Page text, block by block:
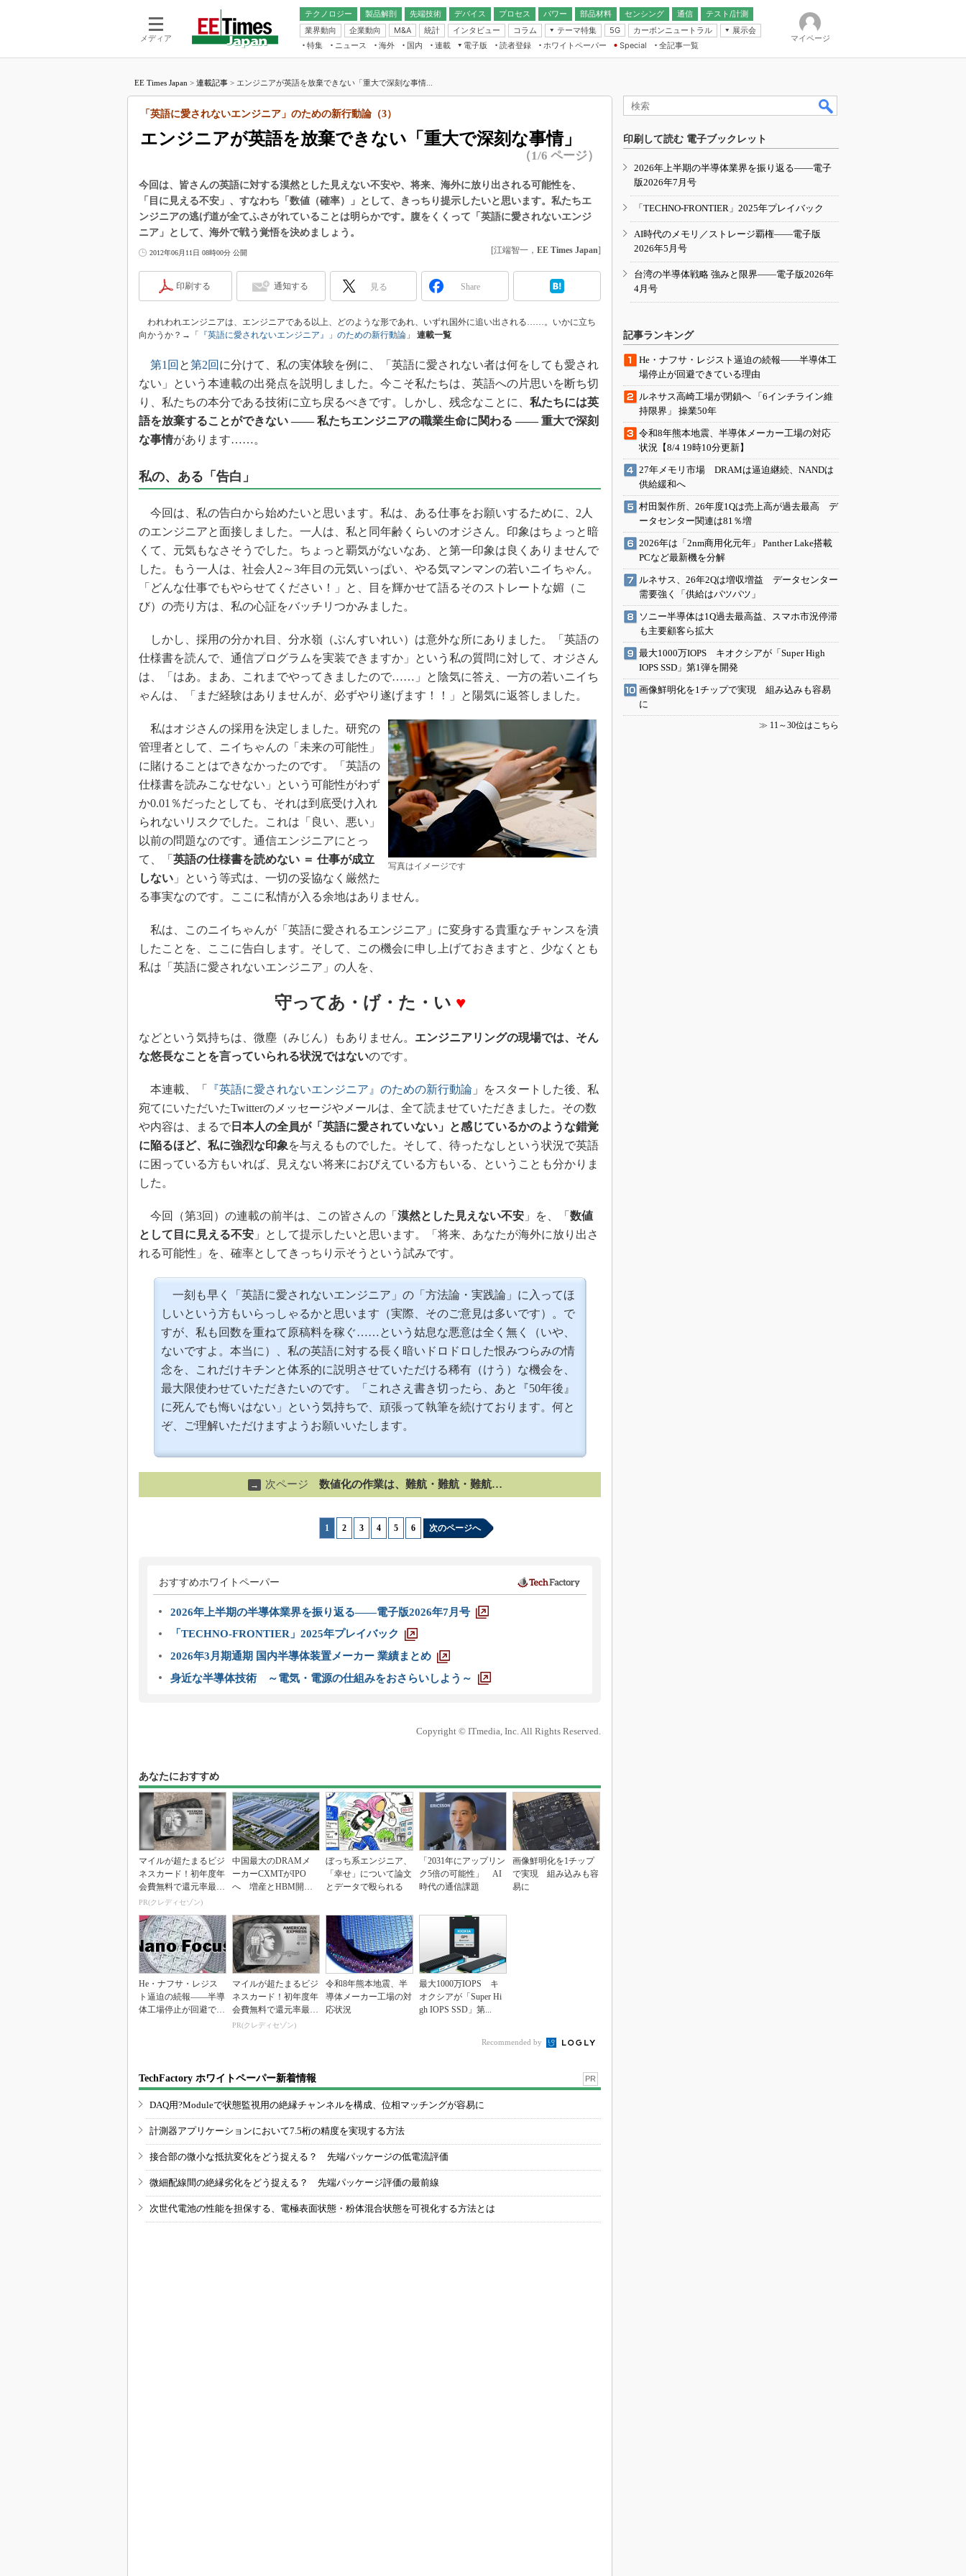
メディア
テクノロジー 製品解剖
先端技術
電池／エネルギー
デバイス
アナログ
マイコン
FPGA
プロセス パワー 部品材料 センシング
通信
無線
テスト/計測
業界動向
企業動向 M&A 統計 インタビュー コラム
テーマ特集
フィジカルAI
読者調査（EE Times Research）
IoT
電源設計（EDN Japan）
5G カーボンニュートラル
展示会
IoT・エッジコンピューティング
EXPO
TECHNO-FRONTIER
人とくるま展
特集 ニュース 海外 国内
連載
福田昭のデバイス通信
湯之上隆のナノフォーカス
大山聡の業界スコープ
大原雄介のエレ・組み込みプレイバ
リタイア直前エンジニアの社会人大
学漂流記
世界を「数字」で回してみよう
踊るバズワード ～Behind the
この10年で起こったこと、次の10年
で起こること
光伝送技術を知る
改革、執念の180日
イノベーションは日本を救うのか
JASA発IoT通信
IHSアナリスト「未来展望」
電子版
電子ブックレット
読者登録 ホワイトペーパー
Special
全記事一覧
マイページ
EE Times Japan > 連載記事 > エンジニアが英語を放棄できない「重大で深刻な事情...
エンジニアが英語を放棄できない「重大で深刻な事情」
「英語に愛されないエンジニア」のための新行動論（3）
（1/6 ページ）
今回は、皆さんの英語に対する漠然とした見えない不安や、将来、海外に放り出される可能性を、
「目に見える不安」、すなわち「数値（確率）」として、きっちり提示したいと思います。私たちエ
ンジニアの逃げ道が全てふさがれていることは明らかです。腹をくくって「英語に愛されないエンジ
ニア」として、海外で戦う覚悟を決めましょう。
2012年06月11日 08時00分 公開 [江端智一， EE Times Japan]
印刷する 通知する 見る Share
われわれエンジニアは、エンジニアである以上、どのような形であれ、いずれ国外に追い出される……。いかに立ち
向かうか？→「
『英語に愛されないエンジニア』」のための新行動論 」 連載一覧
第1回 と第2回 に分けて、私の実体験を例に、「英語に愛されない者は何をしても愛され
ない」という本連載の出発点を説明しました。今こそ私たちは、英語への片思いを断ち切
り、私たちの本分である技術に立ち戻るべきです。しかし、残念なことに、 私たちには英
語を放棄することができない ―― 私たちエンジニアの職業生命に関わる ―― 重大で深刻
な事情があります……。
私の、ある「告白」
今回は、私の告白から始めたいと思います。私は、ある仕事をお願いするために、2人
のエンジニアと面接しました。一人は、私と同年齢くらいのオジさん。印象はちょっと暗
くて、元気もなさそうでした。ちょっと覇気がないなあ、と第一印象は良くありませんで
した。もう一人は、社会人2～3年目の元気いっぱい、やる気マンマンの若いニイちゃん。
「どんな仕事でもやらせてください！」と、目を輝かせて語るそのストレートな媚（こ
び）の売り方は、私の心証をバッチリつかみました。
しかし、採用の分かれ目、分水嶺（ぶんすいれい）は意外な所にありました。「英語の
仕様書を読んで、通信プログラムを実装できますか」という私の質問に対して、オジさん
は、「はあ。まあ、これまでやってきましたので……」と陰気に答え、一方の若いニイち
ゃんは、「まだ経験はありませんが、必ずやり遂げます！！」と陽気に返答しました。
写真はイメージです
私はオジさんの採用を決定しました。研究の
管理者として、ニイちゃんの「未来の可能性」
に賭けることはできなかったのです。「英語の
仕様書を読みこなせない」という可能性がわず
か0.01％だったとしても、それは到底受け入れ
られないリスクでした。これは「良い、悪い」
以前の問題なのです。通信エンジニアにとっ
て、「 英語の仕様書を読めない ＝ 仕事が成立
しない 」という等式は、一切の妥協なく厳然た
る事実なのです。ここに私情が入る余地はありません。
私は、このニイちゃんが「英語に愛されるエンジニア」に変身する貴重なチャンスを潰
したことを、ここに告白します。そして、この機会に申し上げておきますと、少なくとも
私は「英語に愛されないエンジニア」の人を、
守ってあ・げ・た・い ♥
などという気持ちは、微塵（みじん）もありません。 エンジニアリングの現場では、そん
な悠長なことを言っていられる状況ではないのです。
本連載、「 『英語に愛されないエンジニア』のための新行動論 」をスタートした後、私
宛てにいただいたTwitterのメッセージやメールは、全て読ませていただきました。その数
や内容は、まるで 日本人の全員が「英語に愛されていない」と感じているかのような錯覚
に陥るほど、私に強烈な印象を与えるものでした。そして、待ったなしという状況で英語
に困っている方もいれば、見えない将来におびえている方もいる、ということも分かりま
した。
今回（第3回）の連載の前半は、この皆さんの「 漠然とした見えない不安 」を、「 数値
として目に見える不安 」として提示したいと思います。「将来、あなたが海外に放り出さ
れる可能性」を、確率としてきっちり示そうという試みです。
一刻も早く「英語に愛されないエンジニア」の「方法論・実践論」に入ってほ
しいという方もいらっしゃるかと思います（実際、そのご意見は多いです）。で
すが、私も回数を重ねて原稿料を稼ぐ……という姑息な悪意は全く無く（いや、
ないですよ。本当に）、私の英語に対する長く暗いドロドロした恨みつらみの情
念を、これだけキチンと体系的に説明させていただける稀有（けう）な機会を、
最大限使わせていただきたいのです。「これさえ書き切ったら、あと『50年後』
に死んでも悔いはない」という気持ちで、頑張って執筆を続けております。何と
ぞ、ご理解いただけますようお願いいたします。
→ 次ページ 数値化の作業は、難航・難航・難航…
1 2 3 4 5 6 次のページへ
おすすめホワイトペーパー
2026年上半期の半導体業界を振り返る――電子版2026年7月号
「TECHNO-FRONTIER」2025年プレイバック
2026年3月期通期 国内半導体装置メーカー 業績まとめ
身近な半導体技術 ～電気・電源の仕組みをおさらいしよう～
Copyright © ITmedia, Inc. All Rights Reserved.
あなたにおすすめ
マイルが超たまるビジ
ネスカード！初年度年
会費無料で還元率最大
1.125%
PR(クレディセゾン)
中国最大のDRAMメ
ーカーCXMTがIPO
へ 増産とHBM開発
ぼっち系エンジニア、
「幸せ」について論文
とデータで殴られる
「2031年にアップリン
ク5倍の可能性」 AI
時代の通信課題
画像鮮明化を1チップ
で実現 組み込みも容
易に
He・ナフサ・レジス
ト逼迫の続報――半導
体工場停止が回避でき
マイルが超たまるビジ
ネスカード！初年度年
会費無料で還元率最大
1.125%
PR(クレディセゾン)
令和8年熊本地震、半
導体メーカー工場の対
応状況
最大1000万IOPS キ
オクシアが「Super Hi
gh IOPS SSD」第...
Recommended by
TechFactory ホワイトペーパー新着情報 PR
DAQ用?Moduleで状態監視用の絶縁チャンネルを構成、位相マッチングが容易に
計測器アプリケーションにおいて7.5桁の精度を実現する方法
接合部の微小な抵抗変化をどう捉える？ 先端パッケージの低電流評価
微細配線間の絶縁劣化をどう捉える？ 先端パッケージ評価の最前線
次世代電池の性能を担保する、電極表面状態・粉体混合状態を可視化する方法とは
印刷して読む 電子ブックレット
2026年上半期の半導体業界を振り返る――電子
版2026年7月号
「TECHNO-FRONTIER」2025年プレイバック
AI時代のメモリ／ストレージ覇権――電子版
2026年5月号
台湾の半導体戦略 強みと限界――電子版2026年
4月号
記事ランキング
He・ナフサ・レジスト逼迫の続報――半導体工
場停止が回避できている理由
ルネサス高崎工場が閉鎖へ 「6インチライン維
持限界」 操業50年
令和8年熊本地震、半導体メーカー工場の対応
状況【8/4 19時10分更新】
27年メモリ市場 DRAMは逼迫継続、NANDは
供給緩和へ
村田製作所、26年度1Qは売上高が過去最高 デ
ータセンター関連は81％増
2026年は「2nm商用化元年」 Panther Lake搭載
PCなど最新機を分解
ルネサス、26年2Qは増収増益 データセンター
需要強く「供給はパツパツ」
ソニー半導体は1Q過去最高益、スマホ市況停滞
も主要顧客ら拡大
最大1000万IOPS キオクシアが「Super High
IOPS SSD」第1弾を開発
画像鮮明化を1チップで実現 組み込みも容易
に
≫ 11～30位はこちら